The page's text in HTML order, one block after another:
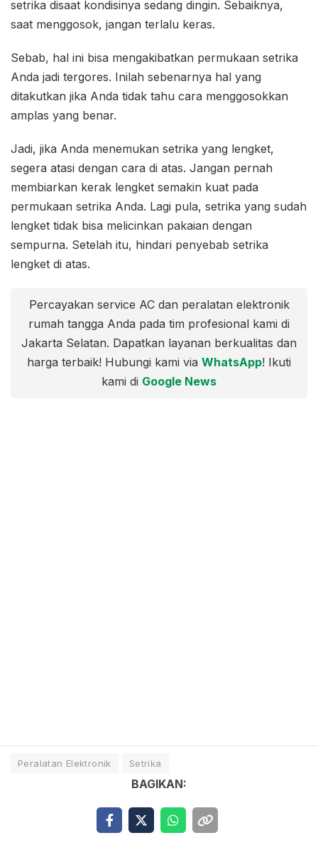
setrika disaat kondisinya sedang dingin. Sebaiknya,
saat menggosok, jangan terlalu keras.
Sebab, hal ini bisa mengakibatkan permukaan setrika
Anda jadi tergores. Inilah sebenarnya hal yang
ditakutkan jika Anda tidak tahu cara menggosokkan
amplas yang benar.
Jadi, jika Anda menemukan setrika yang lengket,
segera atasi dengan cara di atas. Jangan pernah
membiarkan kerak lengket semakin kuat pada
permukaan setrika Anda. Lagi pula, setrika yang sudah
lengket tidak bisa melicinkan pakaian dengan
sempurna. Setelah itu, hindari penyebab setrika
lengket di atas.
Percayakan service AC dan peralatan elektronik
rumah tangga Anda pada tim profesional kami di
Jakarta Selatan. Dapatkan layanan berkualitas dan
harga terbaik! Hubungi kami via WhatsApp! Ikuti
kami di Google News
Peralatan Elektronik Setrika
BAGIKAN: